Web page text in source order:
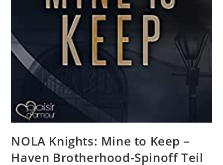
NOLA Knights: Mine to Keep –
Haven Brotherhood-Spinoff Teil